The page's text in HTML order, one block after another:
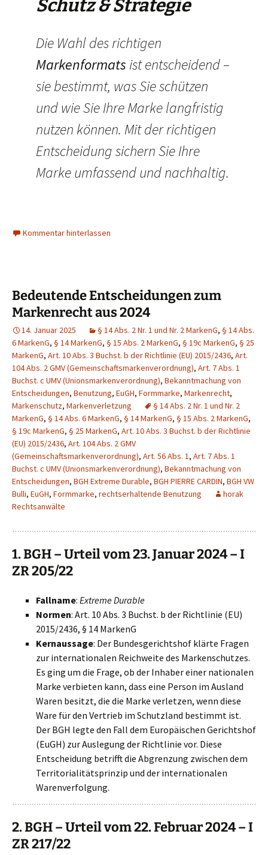
Schutz & Strategie
Die Wahl des richtigen
Markenformats ist entscheidend –
sie bestimmt, was Sie schützen
und wie Sie Ihre Marke langfristig
nutzen können. Mit der richtigen
Entscheidung sichern Sie Ihre
Marke umfassend und nachhaltig.
Kommentar hinterlassen
Bedeutende Entscheidungen zum
Markenrecht aus 2024
14. Januar 2025 § 14 Abs. 2 Nr. 1 und Nr. 2 MarkenG, § 14 Abs.
6 MarkenG, § 14 MarkenG, § 15 Abs. 2 MarkenG, § 19c MarkenG, § 25
MarkenG, Art. 10 Abs. 3 Buchst. b der Richtlinie (EU) 2015/2436, Art.
104 Abs. 2 GMV (Gemeinschaftsmarkenverordnung), Art. 7 Abs. 1
Buchst. c UMV (Unionsmarkenverordnung), Bekanntmachung von
Entscheidungen, Benutzung, EuGH, Formmarke, Markenrecht,
Markenschutz, Markenverletzung
§ 14 Abs. 2 Nr. 1 und Nr. 2
MarkenG, § 14 Abs. 6 MarkenG, § 14 MarkenG, § 15 Abs. 2 MarkenG,
§ 19c MarkenG, § 25 MarkenG, Art. 10 Abs. 3 Buchst. b der Richtlinie
(EU) 2015/2436, Art. 104 Abs. 2 GMV
(Gemeinschaftsmarkenverordnung), Art. 56 Abs. 1, Art. 7 Abs. 1
Buchst. c UMV (Unionsmarkenverordnung), Bekanntmachung von
Entscheidungen, BGH Extreme Durable, BGH PIERRE CARDIN, BGH VW
Bulli, EuGH, Formmarke, rechtserhaltende Benutzung
horak
Rechtsanwälte
1. BGH – Urteil vom 23. Januar 2024 – I
ZR 205/22
Fallname: Extreme Durable
Normen: Art. 10 Abs. 3 Buchst. b der Richtlinie (EU)
2015/2436, § 14 MarkenG
Kernaussage: Der Bundesgerichtshof klärte Fragen
zur internationalen Reichweite des Markenschutzes.
Es ging um die Frage, ob der Inhaber einer nationalen
Marke verbieten kann, dass eine Person im Ausland
Waren besitzt, die die Marke verletzen, wenn diese
Ware für den Vertrieb im Schutzland bestimmt ist.
Der BGH legte den Fall dem Europäischen Gerichtshof
(EuGH) zur Auslegung der Richtlinie vor. Diese
Entscheidung betrifft die Abgrenzung zwischen dem
Territorialitätsprinzip und der internationalen
Warenverfolgung.
2. BGH – Urteil vom 22. Februar 2024 – I
ZR 217/22